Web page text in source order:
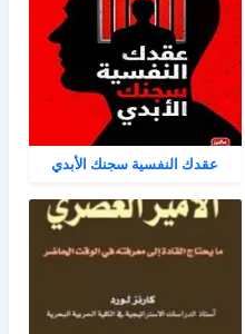
عقدك النفسية سجنك الأبدي